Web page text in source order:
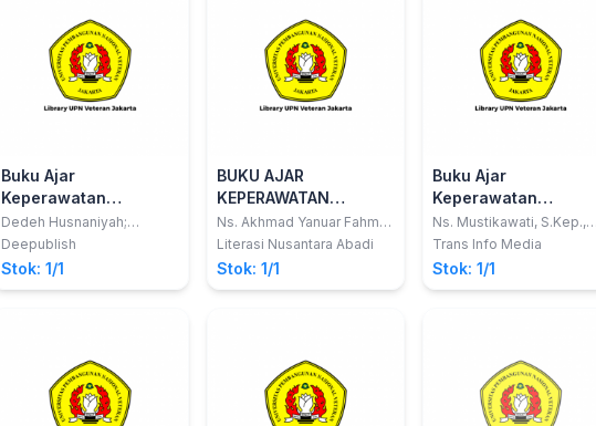
Buku Ajar
Keperawatan
Keluarga
Dedeh Husnaniyah;
Riyanto; Kamsari
Deepublish
Stok: 1/1
BUKU AJAR
KEPERAWATAN
KOMUNITAS
Ns. Akhmad Yanuar Fahmi
Pamungkas, M.Kep.; dkk
Literasi Nusantara Abadi
Stok: 1/1
Buku Ajar
Keperawatan
Maternitas
Ns. Mustikawati, S.Kep.,
M.Kes.
Trans Info Media
Stok: 1/1